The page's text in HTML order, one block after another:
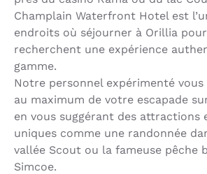
Champlain Waterfront Hotel est
endroits où séjourner à Orillia
recherchent une expérience
gamme.
Notre personnel expérimenté
au maximum de votre escapade
en vous suggérant des attractions
uniques comme une randonnée
vallée Scout ou la fameuse pêche
Simcoe.